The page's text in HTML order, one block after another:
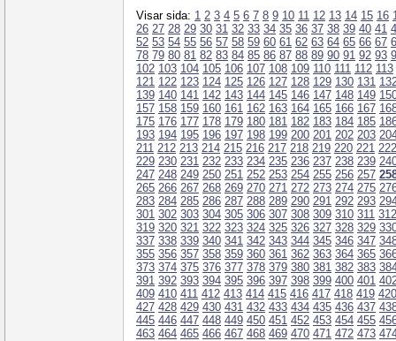
Visar sida: 1 2 3 4 5 6 7 8 9 10 11 12 13 14 15 16
26 27 28 29 30 31 32 33 34 35 36 37 38 39 40 41
52 53 54 55 56 57 58 59 60 61 62 63 64 65 66 67
78 79 80 81 82 83 84 85 86 87 88 89 90 91 92 93
102 103 104 105 106 107 108 109 110 111 112 113
121 122 123 124 125 126 127 128 129 130 131
139 140 141 142 143 144 145 146 147 148 149
157 158 159 160 161 162 163 164 165 166 167
175 176 177 178 179 180 181 182 183 184 185
193 194 195 196 197 198 199 200 201 202 203
211 212 213 214 215 216 217 218 219 220 221 222
229 230 231 232 233 234 235 236 237 238 239
247 248 249 250 251 252 253 254 255 256 257
265 266 267 268 269 270 271 272 273 274 275
283 284 285 286 287 288 289 290 291 292 293
301 302 303 304 305 306 307 308 309 310 311 312
319 320 321 322 323 324 325 326 327 328 329
337 338 339 340 341 342 343 344 345 346 347
355 356 357 358 359 360 361 362 363 364 365
373 374 375 376 377 378 379 380 381 382 383
391 392 393 394 395 396 397 398 399 400 401
409 410 411 412 413 414 415 416 417 418 419 420
427 428 429 430 431 432 433 434 435 436 437
445 446 447 448 449 450 451 452 453 454 455
463 464 465 466 467 468 469 470 471 472 473